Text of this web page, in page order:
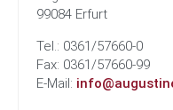
99084 Erfurt
Tel.: 0361/57660-0
Fax: 0361/57660-99
E-Mail: